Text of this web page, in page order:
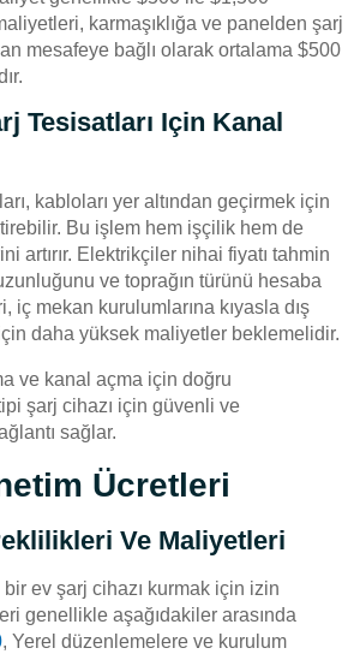
karmaşıklığa ve panelden şarj
mesafeye bağlı olarak ortalama $500
Tesisatları Için Kanal
kabloları yer altından geçirmek için
Bu işlem hem işçilik hem de
artırır. Elektrikçiler nihai fiyatı tahmin
ve toprağın türünü hesaba
iç mekan kurulumlarına kıyasla dış
daha yüksek maliyetler beklemelidir.
ve kanal açma için doğru
şarj cihazı için güvenli ve
sağlar.
Ücretleri
Ve Maliyetleri
ev şarj cihazı kurmak için izin
genellikle aşağıdakiler arasında
, Yerel düzenlemelere ve kurulum